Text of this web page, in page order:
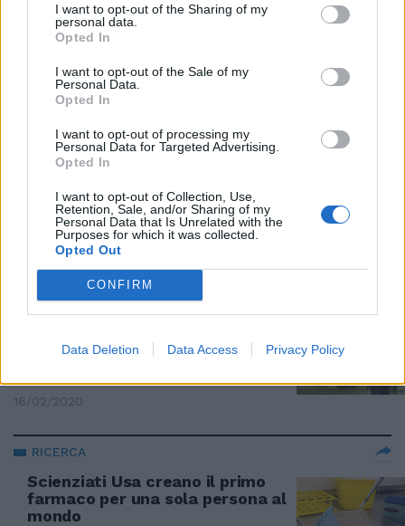
I want to opt-out of the Sharing of my
personal data.
Opted In
I want to opt-out of the Sale of my
Personal Data.
Opted In
I want to opt-out of processing my
Personal Data for Targeted Advertising.
Opted In
I want to opt-out of Collection, Use,
Retention, Sale, and/or Sharing of my
Personal Data that Is Unrelated with the
Purposes for which it was collected.
Opted Out
CONFIRM
Data Deletion Data Access Privacy Policy
EMERGENZA CORONAVIRUS
"Virus debole", "mascherine
inutili". Ecco tutti i clamorosi
errori degli scienziati (VIDEO)
19/04/2020
Ma saranno davvero scienziati
quelli che ci barricano in casa?
12/04/2020
I pinguini rischiano l'estinzione.
L'allarme degli scienziati fa
16/02/2020
RICERCA
Scienziati Usa creano il primo
farmaco per una sola persona al
mondo